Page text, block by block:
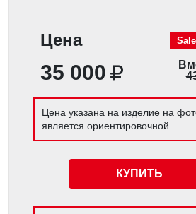
Цена
35 000
Цена указана на изделие на
является ориентировочной.
КУПИТЬ